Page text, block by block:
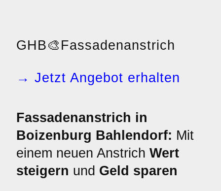
GHB🎨 Fassadenanstrich
→ Jetzt Angebot erhalten
Fassadenanstrich in
Boizenburg Bahlendorf: Mit
einem neuen Anstrich Wert
steigern und Geld sparen